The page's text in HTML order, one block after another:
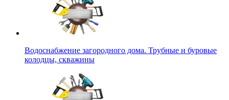
Водоснабжение загородного дома. Трубные и буровые
колодцы, скважины